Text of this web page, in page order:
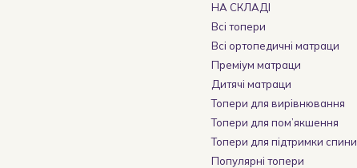
НА СКЛАДІ
Всі топери
Всі ортопедичні матраци
Преміум матраци
Дитячі матраци
Топери для вирівнювання
Топери для пом’якшення
Топери для підтримки спини
Популярні топери